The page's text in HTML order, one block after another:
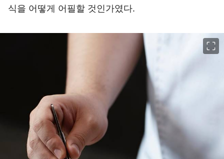
식을 어떻게 어필할 것인가였다.